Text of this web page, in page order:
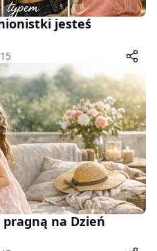
jesteś
na Dzień